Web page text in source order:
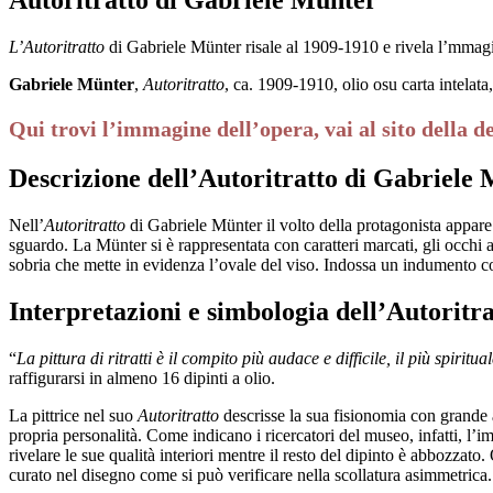
L’Autoritratto di Gabriele Münter risale al 1909-1910 e rivela
Gabriele Münter, Autoritratto, ca. 1909-1910, olio osu carta
Qui trovi l’immagine dell’opera, vai al sito della
Descrizione dell’Autoritratto di Gabriele
Nell’Autoritratto di Gabriele Münter il volto della protagonista
sguardo. La Münter si è rappresentata con caratteri marcati, gli
sobria che mette in evidenza l’ovale del viso. Indossa un indumento
Interpretazioni e simbologia
“La pittura di ritratti è il compito più audace e difficile, il più
raffigurarsi in almeno 16 dipinti a olio.
La pittrice nel suo Autoritratto descrisse la sua fisionomia con
propria personalità. Come indicano i ricercatori del museo, infatti,
rivelare le sue qualità interiori mentre il resto del dipinto è
curato nel disegno come si può verificare nella scollatura